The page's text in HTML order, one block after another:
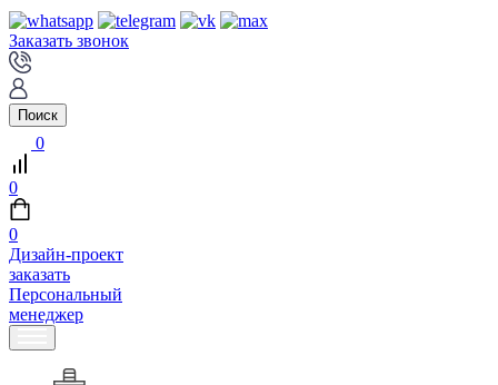
Заказать звонок
Поиск
0
0
0
Дизайн-проект
заказать
Персональный
менеджер